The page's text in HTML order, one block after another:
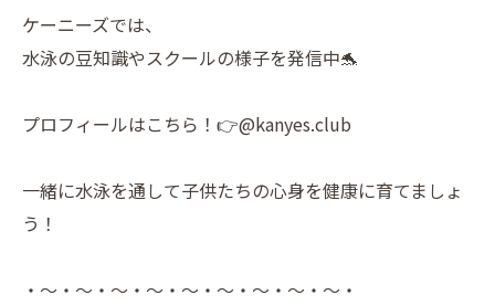
ケーニーズでは、
水泳の豆知識やスクールの様子を発信中🐬
プロフィールはこちら！👉@kanyes.club
一緒に水泳を通して子供たちの心身を健康に育てましょ
う！
・～・～・～・～・～・～・～・～・～・